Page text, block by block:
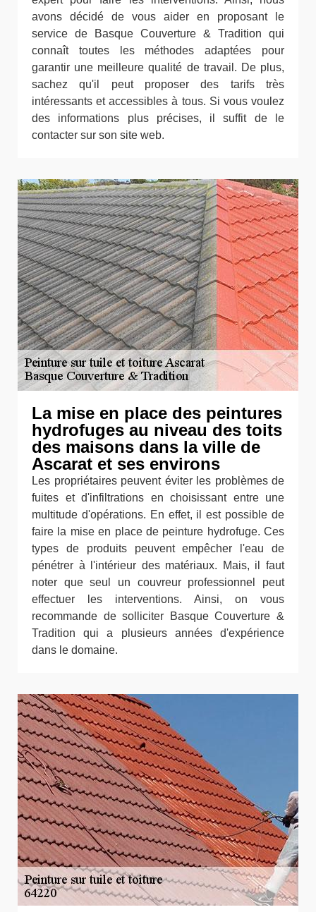
avons décidé de vous aider en proposant le
service de Basque Couverture & Tradition qui
connaît toutes les méthodes adaptées pour
garantir une meilleure qualité de travail. De plus,
sachez qu'il peut proposer des tarifs très
intéressants et accessibles à tous. Si vous voulez
des informations plus précises, il suffit de le
contacter sur son site web.
La mise en place des peintures
hydrofuges au niveau des toits
des maisons dans la ville de
Ascarat et ses environs
Les propriétaires peuvent éviter les problèmes de
fuites et d'infiltrations en choisissant entre une
multitude d'opérations. En effet, il est possible de
faire la mise en place de peinture hydrofuge. Ces
types de produits peuvent empêcher l'eau de
pénétrer à l'intérieur des matériaux. Mais, il faut
noter que seul un couvreur professionnel peut
effectuer les interventions. Ainsi, on vous
recommande de solliciter Basque Couverture &
Tradition qui a plusieurs années d'expérience
dans le domaine.